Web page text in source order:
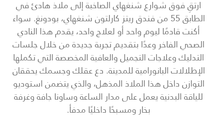
ارتقِ فوق شوارع شنغهاي الصاخبة إلى ملاذ هادئ في
الطابق 55 من فندق ريتز كارلتون شنغهاي، بودونغ. سواء
أكنت قادمًا ليوم واحد أو لعلاج واحد، يقدم هذا النادي
الصحي الفاخر وعدًا بتقديم تجربة جديدة من خلال جلسات
التدليك وعلاجات التجميل والعافية المخصصة التي تكملها
الإطلالات البانورامية للمدينة. دع عقلك وجسمك يحققان
التوازن داخل هذا الملاذ المذهل، والذي يتضمن استوديو
للياقة البدنية يعمل على مدار الساعة وساونا جافة وغرفة
بخار ومسبحًا داخليًا مدفأ.